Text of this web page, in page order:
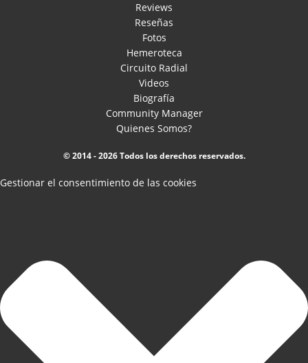
Reviews
Reseñas
Fotos
Hemeroteca
Circuito Radial
Videos
Biografía
Community Manager
Quienes Somos?
© 2014 - 2026 Todos los derechos reservados.
Gestionar el consentimiento de las cookies